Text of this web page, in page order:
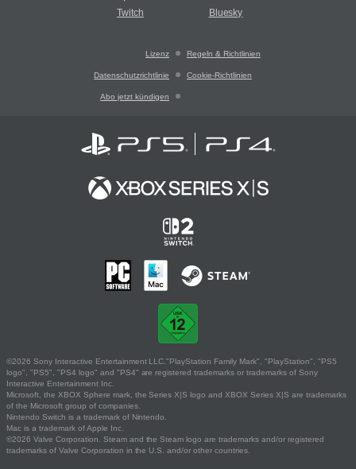
Twitch Bluesky
Lizenz Regeln & Richtlinien
Datenschutzrichtlinie Cookie-Richtlinien
Abo jetzt kündigen
©2026 Sony Interactive Entertainment LLC."PlayStation Family Mark", "PlayStation", "PS5
logo", "PS5", "PS4 logo" and "PS4" are registered trademarks or trademarks of Sony
Interactive Entertainment Inc.
Microsoft, the XBOX Sphere mark, the Series X|S logo and XBOX Series X|S are trademarks
of the Microsoft group of companies.
Nintendo Switch is a trademark of Nintendo.
Mac is a trademark of Apple Inc.
©2026 Valve Corporation. Steam and the Steam logo are trademarks and/or registered
trademarks of Valve Corporation in the U.S. and/or other countries.